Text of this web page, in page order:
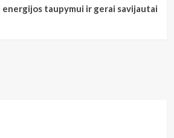
taupymui ir gerai savijautai